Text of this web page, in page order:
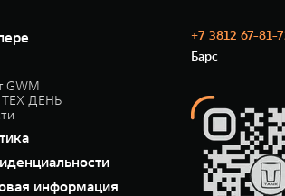
GWM
ТЕХ ДЕНЬ
информация
+7 3812 67-81-
Барс